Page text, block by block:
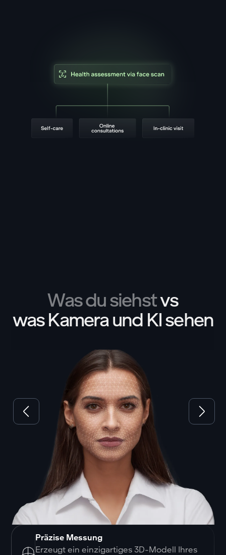
Was du siehstvs
was Kamera und KI sehen
Präzise Messung
Erzeugt ein einzigartiges 3D-Modell Ihres